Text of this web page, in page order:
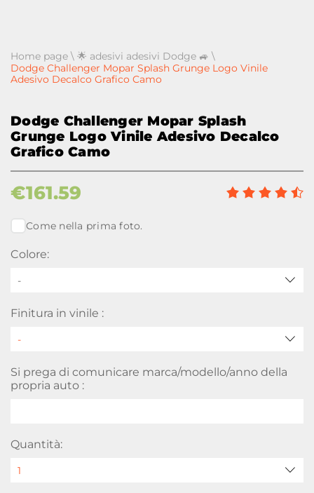
Home page \ 🌟 adesivi adesivi Dodge 🚙 \
Dodge Challenger Mopar Splash Grunge Logo Vinile
Adesivo Decalco Grafico Camo
Dodge Challenger Mopar Splash
Grunge Logo Vinile Adesivo Decalco
Grafico Camo
€161.59
Come nella prima foto.
Colore:
-
Finitura in vinile :
Si prega di comunicare marca/modello/anno della
propria auto :
Quantità: